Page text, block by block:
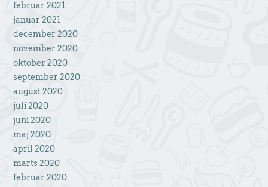
februar 2021
januar 2021
december 2020
november 2020
oktober 2020
september 2020
august 2020
juli 2020
juni 2020
maj 2020
april 2020
marts 2020
februar 2020